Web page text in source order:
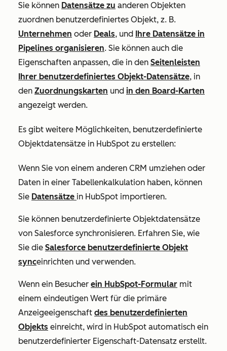
Sie können Datensätze zu anderen Objekten
zuordnen benutzerdefiniertes Objekt, z. B.
Unternehmen oder Deals, und Ihre Datensätze in
Pipelines organisieren. Sie können auch die
Eigenschaften anpassen, die in den Seitenleisten
Ihrer benutzerdefiniertes Objekt-Datensätze, in
den Zuordnungskarten und in den Board-Karten
angezeigt werden.
Es gibt weitere Möglichkeiten, benutzerdefinierte
Objektdatensätze in HubSpot zu erstellen:
Wenn Sie von einem anderen CRM umziehen oder
Daten in einer Tabellenkalkulation haben, können
Sie Datensätze in HubSpot importieren.
Sie können benutzerdefinierte Objektdatensätze
von Salesforce synchronisieren. Erfahren Sie, wie
Sie die Salesforce benutzerdefinierte Objekt
synceinrichten und verwenden.
Wenn ein Besucher ein HubSpot-Formular mit
einem eindeutigen Wert für die primäre
Anzeigeeigenschaft des benutzerdefinierten
Objekts einreicht, wird in HubSpot automatisch ein
benutzerdefinierter Eigenschaft-Datensatz erstellt.